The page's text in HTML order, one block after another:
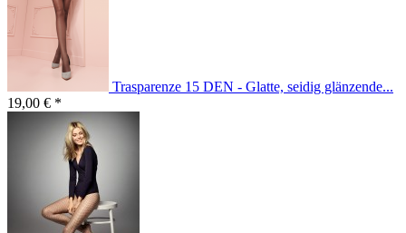
Trasparenze 15 DEN - Glatte, seidig glänzende...
19,00 € *